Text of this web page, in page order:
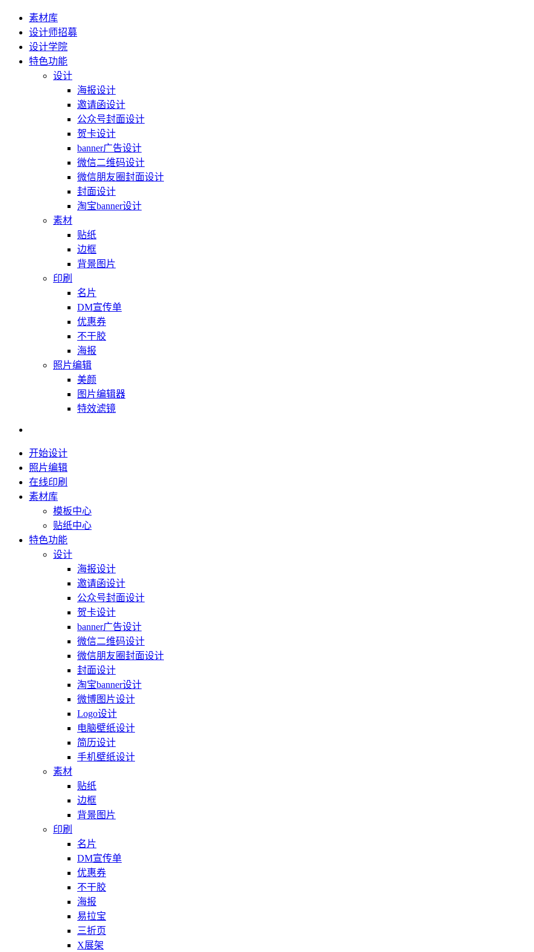
素材库
设计师招募
设计学院
特色功能
设计
海报设计
邀请函设计
公众号封面设计
贺卡设计
banner广告设计
微信二维码设计
微信朋友圈封面设计
封面设计
淘宝banner设计
素材
贴纸
边框
背景图片
印刷
名片
DM宣传单
优惠券
不干胶
海报
照片编辑
美颜
图片编辑器
特效滤镜
开始设计
照片编辑
在线印刷
素材库
模板中心
贴纸中心
特色功能
设计
海报设计
邀请函设计
公众号封面设计
贺卡设计
banner广告设计
微信二维码设计
微信朋友圈封面设计
封面设计
淘宝banner设计
微博图片设计
Logo设计
电脑壁纸设计
简历设计
手机壁纸设计
素材
贴纸
边框
背景图片
印刷
名片
DM宣传单
优惠券
不干胶
海报
易拉宝
三折页
X展架